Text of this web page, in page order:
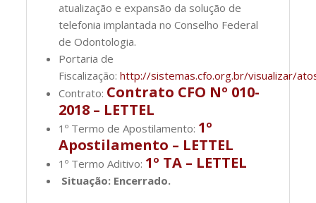
atualização e expansão da solução de
telefonia implantada no Conselho Federal
de Odontologia.
Portaria de
Fiscalização:http://sistemas.cfo.org.br/visualizar/
Contrato: Contrato CFO Nº 010-
2018 – LETTEL
1º Termo de Apostilamento: 1º
Apostilamento – LETTEL
1º Termo Aditivo: 1º TA – LETTEL
Situação: Encerrado.